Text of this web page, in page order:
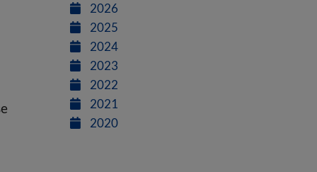
2026
2025
2024
2023
2022
2021
2020